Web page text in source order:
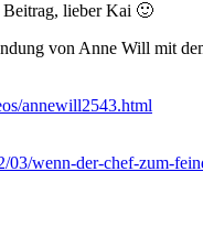
Beitrag, lieber Kai 🙂
von Anne Will mit
annewill2543.html
03/wenn-der-chef-zum-